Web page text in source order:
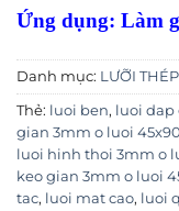
Ứng dụng: Làm
Danh mục: LƯỠI
Thẻ: luoi ben, luoi dap
gian 3mm o luoi 45x90
luoi hinh thoi 3mm o
keo gian 3mm o luoi
tac, luoi mat cao, luoi